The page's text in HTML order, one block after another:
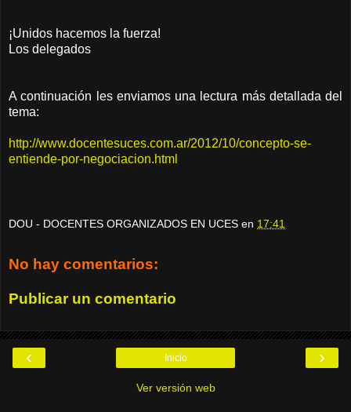
¡Unidos hacemos la fuerza!
Los delegados
A continuación les enviamos una lectura más detallada del
tema:
http://www.docentesuces.com.ar/2012/10/concepto-se-
entiende-por-negociacion.html
DOU - DOCENTES ORGANIZADOS EN UCES en 17:41
No hay comentarios:
Publicar un comentario
‹ ›
Inicio
Ver versión web